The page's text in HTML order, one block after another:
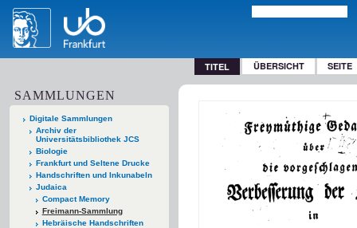
TITEL ÜBERSICHT SEITE
SAMMLUNGEN
Digitale Sammlungen
Archiv der
Universitätsbibliothek JCS
Biologie
Frankfurt und Seltene Drucke
Handschriften und Inkunabeln
Judaica
Compact Memory
Freimann-Sammlung
Hebräische Handschriften